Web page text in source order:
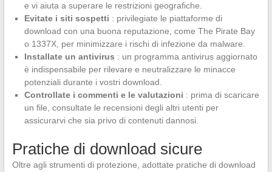
e vi aiuta a superare le restrizioni geografiche.
Evitate i siti sospetti : privilegiate le piattaforme di
download con una buona reputazione, come The Pirate Bay
o 1337X, per minimizzare i rischi di infezione da malware.
Installate un antivirus : un programma antivirus aggiornato
è indispensabile per rilevare e neutralizzare le minacce
potenziali durante i vostri download.
Controllate i commenti e le valutazioni : prima di scaricare
un file, consultate le recensioni degli altri utenti per
assicurarvi che sia privo di contenuti dannosi.
Pratiche di download sicure
Oltre agli strumenti di protezione, adottate pratiche di download